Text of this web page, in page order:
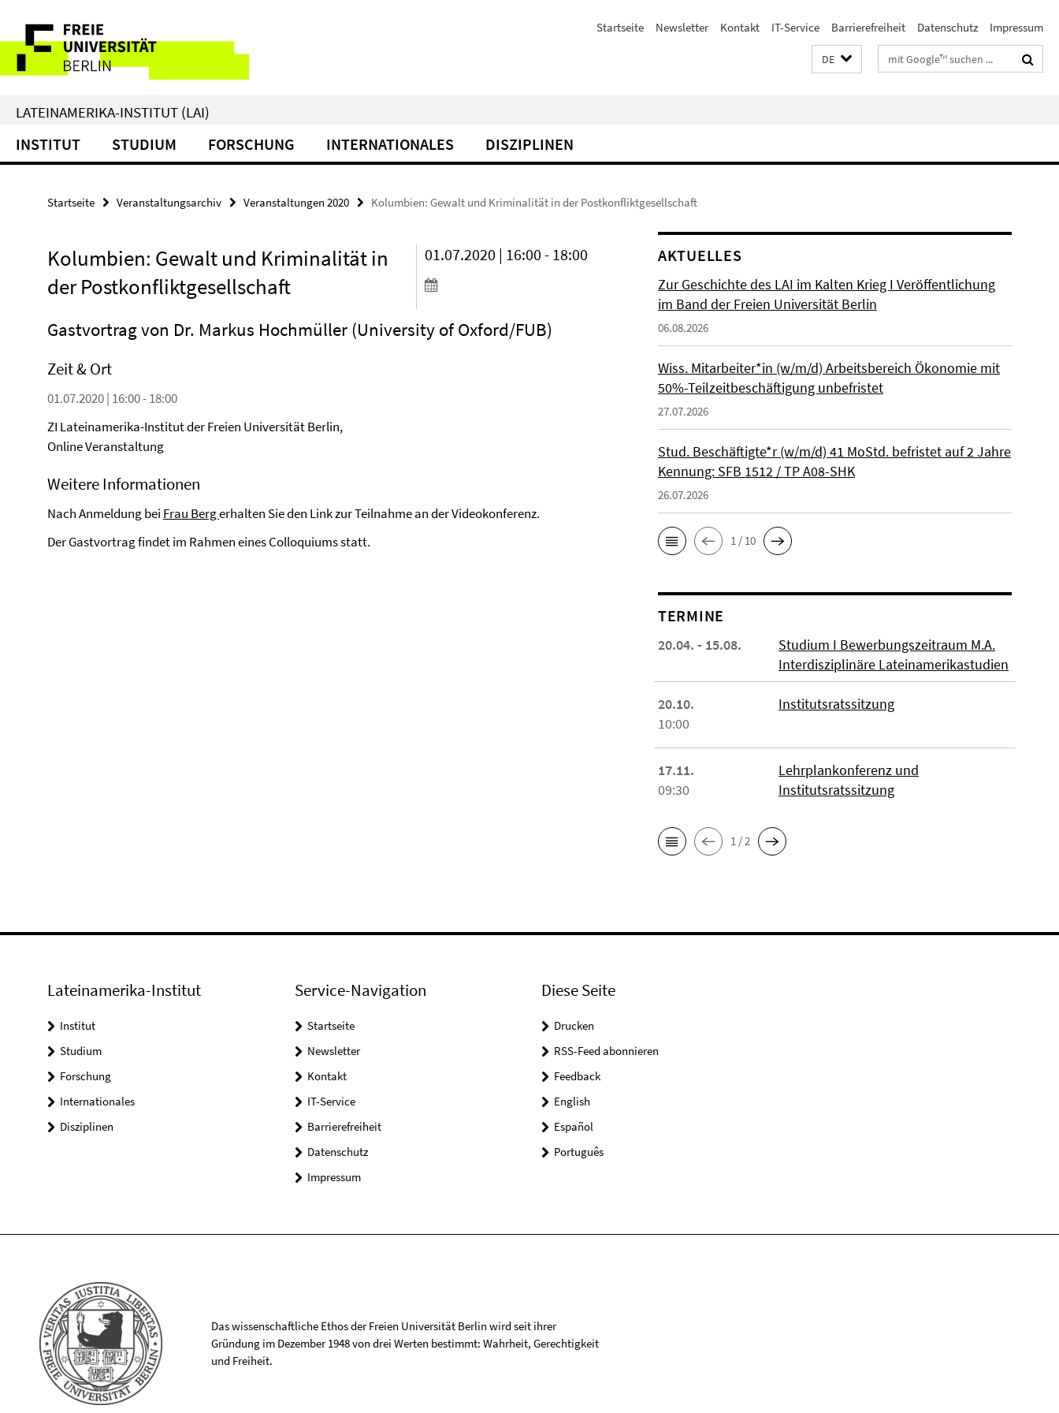
direkt
Inhalt
Service-
Navigation
Startseite Newsletter Kontakt IT-Service Barrierefreiheit Datenschutz Impressum
DE Suchbegriffe
LATEINAMERIKA-INSTITUT (LAI)
INSTITUT STUDIUM FORSCHUNG INTERNATIONALES DISZIPLINEN
Startseite Veranstaltungsarchiv Veranstaltungen 2020 Kolumbien: Gewalt und Kriminalität in der Postkonfliktgesellschaft
Kolumbien: Gewalt und Kriminalität in
der Postkonfliktgesellschaft
01.07.2020 | 16:00 - 18:00
Gastvortrag von Dr. Markus Hochmüller (University of Oxford/FUB)
Zeit & Ort
01.07.2020 | 16:00 - 18:00
ZI Lateinamerika-Institut der Freien Universität Berlin,
Online Veranstaltung
Weitere Informationen
Nach Anmeldung bei Frau Bergerhalten Sie den Link zur Teilnahme an der Videokonferenz.
Der Gastvortrag findet im Rahmen eines Colloquiums statt.
AKTUELLES
Zur Geschichte des LAI im Kalten Krieg I Veröffentlichung
im Band der Freien Universität Berlin
06.08.2026
Wiss. Mitarbeiter*in (w/m/d) Arbeitsbereich Ökonomie mit
50%-Teilzeitbeschäftigung unbefristet
27.07.2026
Stud. Beschäftigte*r (w/m/d) 41 MoStd. befristet auf 2 Jahre
Kennung: SFB 1512 / TP A08-SHK
26.07.2026
1 / 10
TERMINE
20.04. - 15.08.
Studium I Bewerbungszeitraum M.A.
Interdisziplinäre Lateinamerikastudien
20.10.
10:00
Institutsratssitzung
17.11.
09:30
Lehrplankonferenz und
Institutsratssitzung
1 / 2
Lateinamerika-Institut
Institut
Studium
Forschung
Internationales
Disziplinen
Service-Navigation
Startseite
Newsletter
Kontakt
IT-Service
Barrierefreiheit
Datenschutz
Impressum
Diese Seite
Drucken
RSS-Feed abonnieren
Feedback
English
Español
Português
Das wissenschaftliche Ethos der Freien Universität Berlin wird seit ihrer
Gründung im Dezember 1948 von drei Werten bestimmt: Wahrheit, Gerechtigkeit
und Freiheit.